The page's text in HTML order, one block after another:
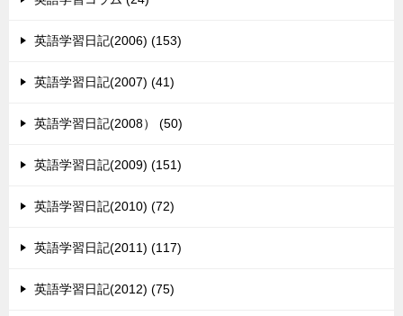
英語学習日記(2006) (153)
英語学習日記(2007) (41)
英語学習日記(2008） (50)
英語学習日記(2009) (151)
英語学習日記(2010) (72)
英語学習日記(2011) (117)
英語学習日記(2012) (75)